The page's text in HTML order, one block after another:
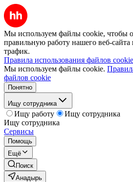
Мы используем файлы cookie, чтобы
правильную работу нашего веб-сайта
трафик.
Правила использования файлов cookie
Мы используем файлы cookie.
файлов cookie
Понятно
Ищу сотрудника
Ищу работу
Ищу сотрудника
Ищу сотрудника
Сервисы
Помощь
Ещё
Поиск
Анадырь